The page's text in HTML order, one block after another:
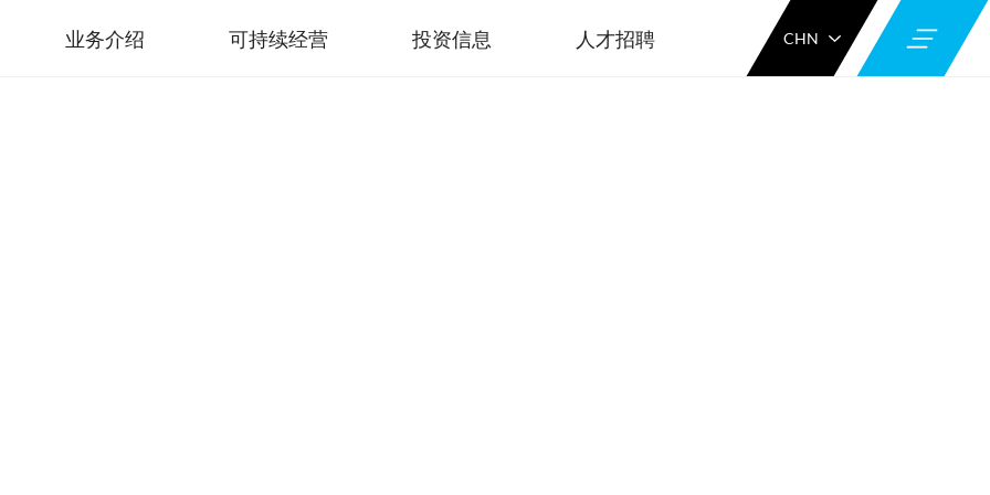
业务介绍 可持续经营 投资信息 人才招聘 CHN